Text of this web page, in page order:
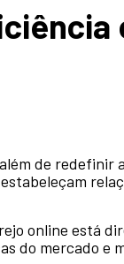
de redefinir
online está
do mercado e